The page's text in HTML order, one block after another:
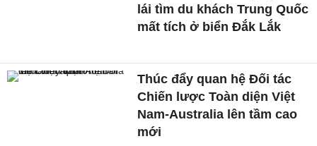
lái tìm du khách Trung Quốc
mất tích ở biển Đắk Lắk
Thúc đẩy quan hệ Đối tác
Chiến lược Toàn diện Việt
Nam-Australia lên tầm cao
mới